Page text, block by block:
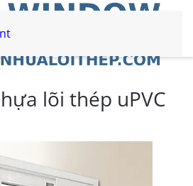
lõi thép uPVC